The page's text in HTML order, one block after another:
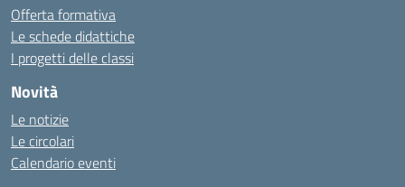
Offerta formativa
Le schede didattiche
I progetti delle classi
Novità
Le notizie
Le circolari
Calendario eventi